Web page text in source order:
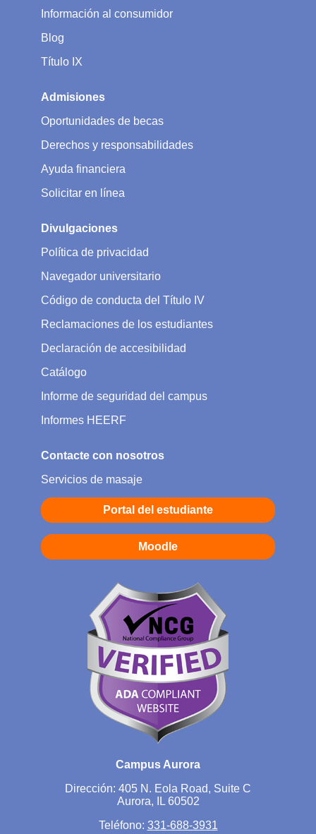
Información al consumidor
Blog
Título IX
Admisiones
Oportunidades de becas
Derechos y responsabilidades
Ayuda financiera
Solicitar en línea
Divulgaciones
Política de privacidad
Navegador universitario
Código de conducta del Título IV
Reclamaciones de los estudiantes
Declaración de accesibilidad
Catálogo
Informe de seguridad del campus
Informes HEERF
Contacte con nosotros
Servicios de masaje
Portal del estudiante
Moodle
Campus Aurora
Dirección: 405 N. Eola Road, Suite C
Aurora, IL 60502
Teléfono: 331-688-3931